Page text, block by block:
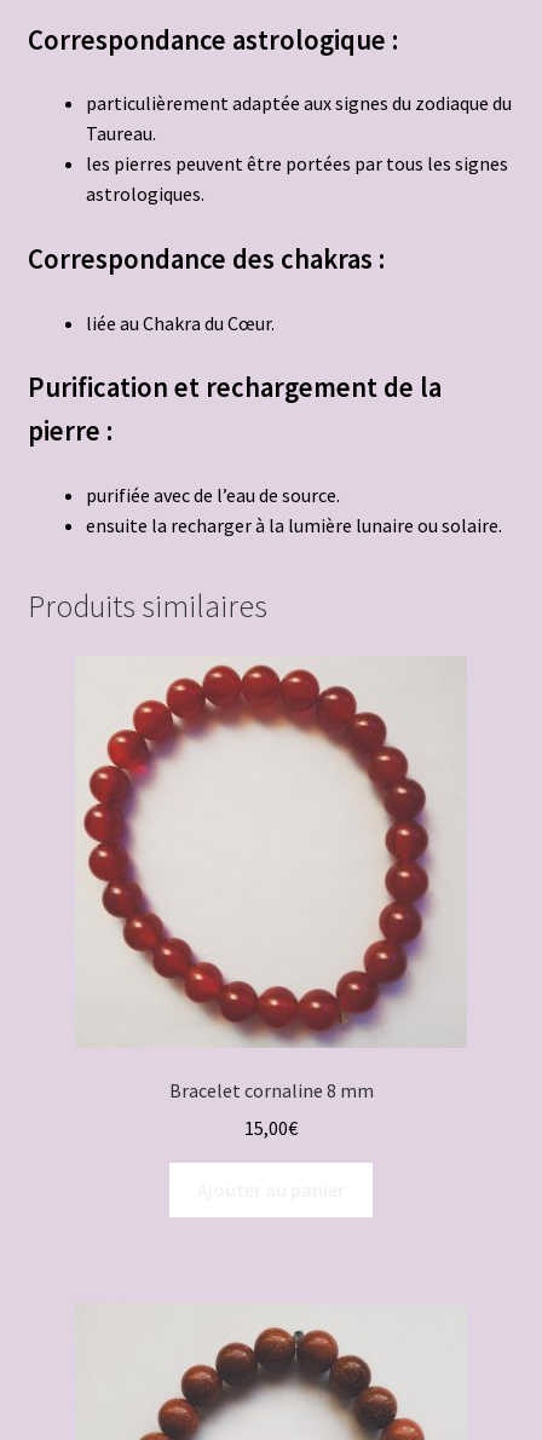
Correspondance astrologique :
particulièrement adaptée aux signes du zodiaque du
Taureau.
les pierres peuvent être portées par tous les signes
astrologiques.
Correspondance des chakras :
liée au Chakra du Cœur.
Purification et rechargement de la
pierre :
purifiée avec de l’eau de source.
ensuite la recharger à la lumière lunaire ou solaire.
Produits similaires
Bracelet cornaline 8 mm
15,00€